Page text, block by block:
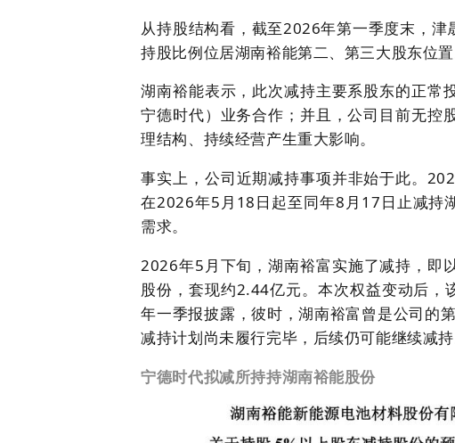
从持股结构看，截至2026年第一季度末，
持股比例位居湖南裕能第二、第三大股东位置
湖南裕能表示，此次减持主要系股东的正常
宁德时代）业务合作；并且，公司目前无控
理结构、持续经营产生重大影响。
事实上，公司近期减持事项并非始于此。
在2026年5月18日起至同年8月17日止减持
需求。
2026年5月下旬，湖南裕富实施了减持，
股份，套现约2.44亿元。本次权益变动后
年一季报披露，彼时，湖南裕富曾是公司的
减持计划尚未履行完毕，后续仍可能继续减持
宁德时代拟减所持持湖南裕能股份